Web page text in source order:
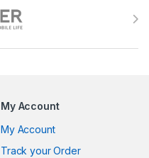
My Account
My Account
Track your Order